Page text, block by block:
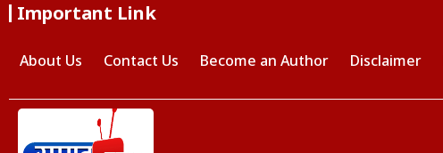
Important Link
About Us Contact Us Become an Author Disclaimer